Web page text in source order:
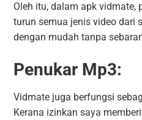
Oleh itu, dalam apk vidmate,
turun semua jenis video dari
dengan mudah tanpa
Penukar Mp3:
Vidmate juga berfungsi
Kerana izinkan saya